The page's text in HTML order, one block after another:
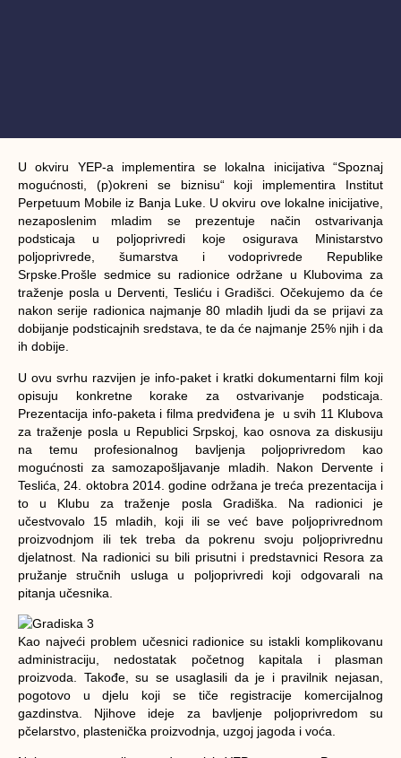
U okviru YEP-a implementira se lokalna inicijativa “Spoznaj
mogućnosti, (p)okreni se biznisu“ koji implementira Institut
Perpetuum Mobile iz Banja Luke. U okviru ove lokalne inicijative,
nezaposlenim mladim se prezentuje način ostvarivanja
podsticaja u poljoprivredi koje osigurava Ministarstvo
poljoprivrede, šumarstva i vodoprivrede Republike
Srpske.Prošle sedmice su radionice održane u Klubovima za
traženje posla u Derventi, Tesliću i Gradišci. Očekujemo da će
nakon serije radionica najmanje 80 mladih ljudi da se prijavi za
dobijanje podsticajnih sredstava, te da će najmanje 25% njih i da
ih dobije.
U ovu svrhu razvijen je info-paket i kratki dokumentarni film koji
opisuju konkretne korake za ostvarivanje podsticaja.
Prezentacija info-paketa i filma predviđena je u svih 11 Klubova
za traženje posla u Republici Srpskoj, kao osnova za diskusiju
na temu profesionalnog bavljenja poljoprivredom kao
mogućnosti za samozapošljavanje mladih. Nakon Dervente i
Teslića, 24. oktobra 2014. godine održana je treća prezentacija i
to u Klubu za traženje posla Gradiška. Na radionici je
učestvovalo 15 mladih, koji ili se već bave poljoprivrednom
proizvodnjom ili tek treba da pokrenu svoju poljoprivrednu
djelatnost. Na radionici su bili prisutni i predstavnici Resora za
pružanje stručnih usluga u poljoprivredi koji odgovarali na
pitanja učesnika.
Kao najveći problem učesnici radionice su istakli komplikovanu
administraciju, nedostatak početnog kapitala i plasman
proizvoda . Takođe, su se usaglasili da je i pravilnik nejasan,
pogotovo u djelu koji se tiče registracije komercijalnog
gazdinstva. Njihove ideje za bavljenje poljoprivredom su
pčelarstvo, plastenička proizvodnja, uzgoj jagoda i voća